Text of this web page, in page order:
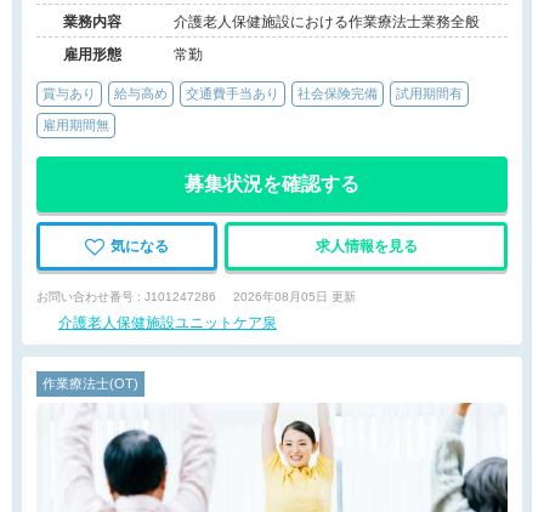
業務内容
介護老人保健施設における作業療法士業務全般
雇用形態
常勤
賞与あり 給与高め 交通費手当あり 社会保険完備 試用期間有
雇用期間無
募集状況を確認する
気になる 求人情報を見る
お問い合わせ番号 : J101247286 2026年08月05日 更新
介護老人保健施設ユニットケア泉
作業療法士(OT)